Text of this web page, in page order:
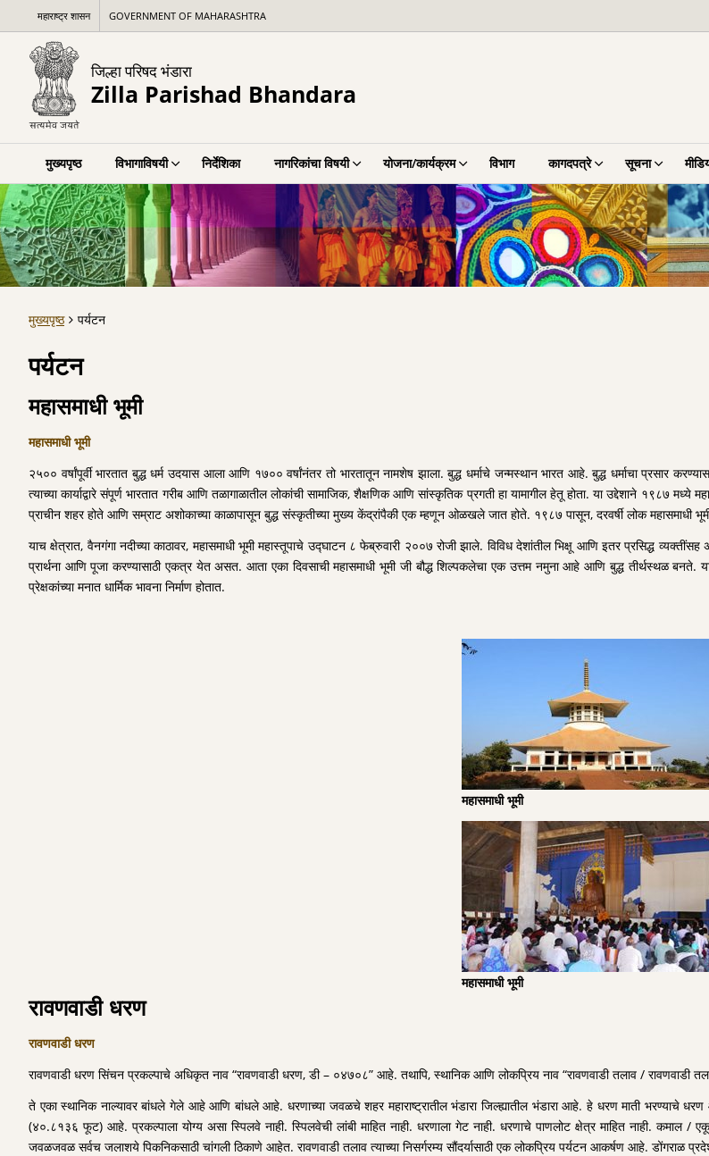
महाराष्ट्र शासन GOVERNMENT OF MAHARASHTRA
जिल्हा परिषद भंडारा
Zilla Parishad Bhandara
मुख्यपृष्ठ विभागाविषयी निर्देशिका नागरिकांचा विषयी योजना/कार्यक्रम विभाग कागदपत्रे सूचना
मुख्यपृष्ठ पर्यटन
पर्यटन
महासमाधी भूमी
महासमाधी भूमी
२५०० वर्षांपूर्वी भारतात बुद्ध धर्म उदयास आला आणि १७०० वर्षांनंतर तो भारतातून नामशेष झाला. बुद्ध धर्माचे जन्मस्थान भारत आहे. बुद्ध धर्माचा प्रसार
त्याच्या कार्याद्वारे संपूर्ण भारतात गरीब आणि तळागाळातील लोकांची सामाजिक, शैक्षणिक आणि सांस्कृतिक प्रगती हा यामागील हेतू होता. या उद्देशाने १९८७ मध्ये
प्राचीन शहर होते आणि सम्राट अशोकाच्या काळापासून बुद्ध संस्कृतीच्या मुख्य केंद्रांपैकी एक म्हणून ओळखले जात होते. १९८७ पासून, दरवर्षी लोक महासमाधी
याच क्षेत्रात, वैनगंगा नदीच्या काठावर, महासमाधी भूमी महास्तूपाचे उद्घाटन ८ फेब्रुवारी २००७ रोजी झाले. विविध देशांतील भिक्षू आणि इतर प्रसिद्ध
प्रार्थना आणि पूजा करण्यासाठी एकत्र येत असत. आता एका दिवसाची महासमाधी भूमी जी बौद्ध शिल्पकलेचा एक उत्तम नमुना आहे आणि बुद्ध तीर्थस्थळ बनते. या
प्रेक्षकांच्या मनात धार्मिक भावना निर्माण होतात.
महासमाधी भूमी
महासमाधी भूमी
रावणवाडी धरण
रावणवाडी धरण
रावणवाडी धरण सिंचन प्रकल्पाचे अधिकृत नाव “रावणवाडी धरण, डी – ०४७०८” आहे. तथापि, स्थानिक आणि लोकप्रिय नाव “रावणवाडी तलाव / रावणवाडी
ते एका स्थानिक नाल्यावर बांधले गेले आहे आणि बांधले आहे. धरणाच्या जवळचे शहर महाराष्ट्रातील भंडारा जिल्ह्यातील भंडारा आहे. हे धरण माती भरण्याचे
(४०.८१३६ फूट) आहे. प्रकल्पाला योग्य असा स्पिलवे नाही. स्पिलवेची लांबी माहित नाही. धरणाला गेट नाही. धरणाचे पाणलोट क्षेत्र माहित नाही.
जवळजवळ सर्वच जलाशये पिकनिकसाठी चांगली ठिकाणे आहेत. रावणवाडी तलाव त्याच्या निसर्गरम्य सौंदर्यासाठी एक लोकप्रिय पर्यटन आकर्षण आहे. डोंगराळ